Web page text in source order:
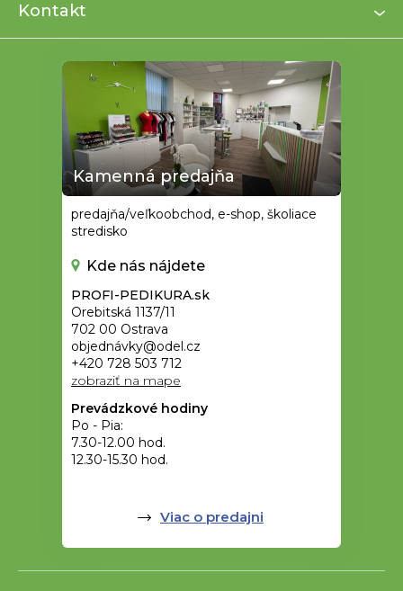
Kontakt
Kamenná predajňa
predajňa/veľkoobchod, e-shop, školiace
stredisko
Kde nás nájdete
PROFI-PEDIKURA.sk
Orebitská 1137/11
702 00 Ostrava
objednávky@odel.cz
+420 728 503 712
zobraziť na mape
Prevádzkové hodiny
Po - Pia:
7.30-12.00 hod.
12.30-15.30 hod.
Viac o predajni